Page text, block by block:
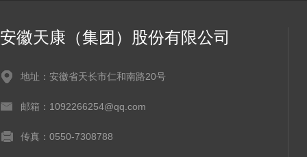
安徽天康（集团）股份有限公司
地址：安徽省天长市仁和南路20号
邮箱：1092266254@qq.com
传真：0550-7308788